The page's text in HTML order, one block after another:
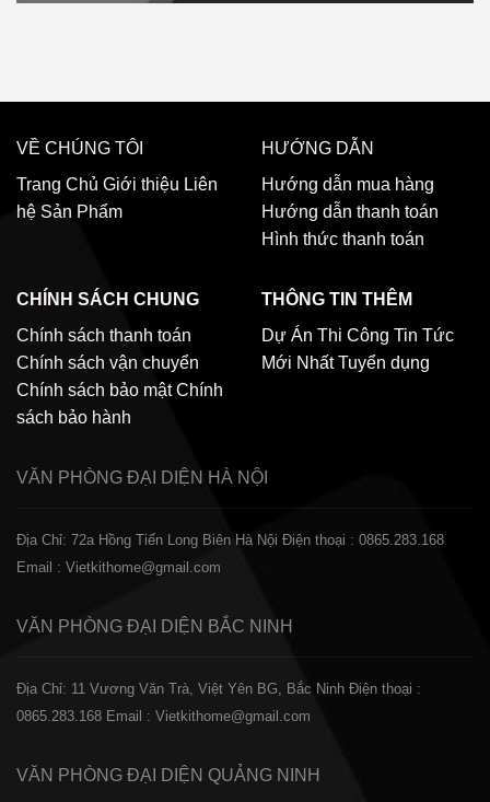
VỀ CHÚNG TÔI
Trang Chủ Giới thiệu Liên
hệ Sản Phẩm
HƯỚNG DẪN
Hướng dẫn mua hàng
Hướng dẫn thanh toán
Hình thức thanh toán
CHÍNH SÁCH CHUNG
Chính sách thanh toán
Chính sách vận chuyển
Chính sách bảo mật Chính
sách bảo hành
THÔNG TIN THÊM
Dự Án Thi Công Tin Tức
Mới Nhất Tuyển dụng
VĂN PHÒNG ĐẠI DIỆN HÀ NỘI
Địa Chỉ: 72a Hồng Tiến Long Biên Hà Nội Điện thoại : 0865.283.168
Email : Vietkithome@gmail.com
VĂN PHÒNG ĐẠI DIỆN BẮC NINH
Địa Chỉ: 11 Vương Văn Trà, Việt Yên BG, Bắc Ninh Điện thoại :
0865.283.168 Email : Vietkithome@gmail.com
VĂN PHÒNG ĐẠI DIỆN QUẢNG NINH